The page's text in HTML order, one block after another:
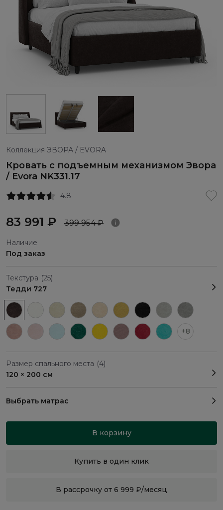
Коллекция ЭВОРА / EVORA
Кровать с подъемным механизмом Эвора
/ Evora NK331.17
4.8
83 991 ₽ 399 954 ₽
Наличие
Под заказ
Текстура (25)
Тедди 727
+8
Размер спального места (4)
120 × 200 см
Выбрать матрас
В корзину
Купить в один клик
В рассрочку от 6 999 ₽/месяц